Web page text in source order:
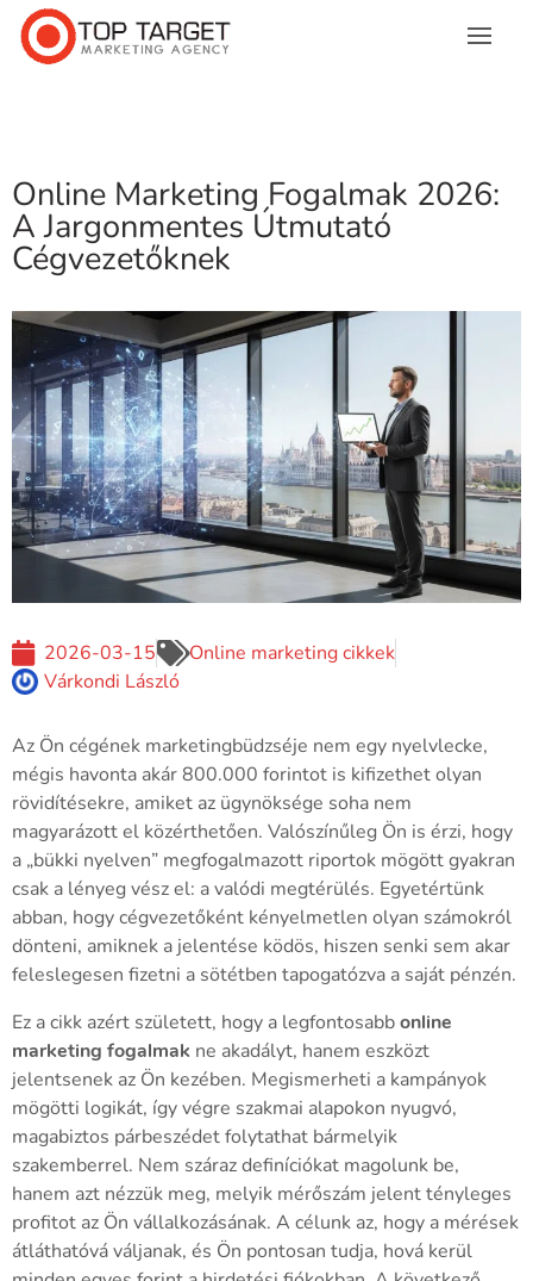
Online Marketing Fogalmak 2026:
A Jargonmentes Útmutató
Cégvezetőknek
2026-03-15
Online marketing cikkek
Várkondi László
Az Ön cégének marketingbüdzséje nem egy nyelvlecke,
mégis havonta akár 800.000 forintot is kifizethet olyan
rövidítésekre, amiket az ügynöksége soha nem
magyarázott el közérthetően. Valószínűleg Ön is érzi, hogy
a „bükki nyelven” megfogalmazott riportok mögött gyakran
csak a lényeg vész el: a valódi megtérülés. Egyetértünk
abban, hogy cégvezetőként kényelmetlen olyan számokról
dönteni, amiknek a jelentése ködös, hiszen senki sem akar
feleslegesen fizetni a sötétben tapogatózva a saját pénzén.
Ez a cikk azért született, hogy a legfontosabbonline
marketing fogalmak ne akadályt, hanem eszközt
jelentsenek az Ön kezében. Megismerheti a kampányok
mögötti logikát, így végre szakmai alapokon nyugvó,
magabiztos párbeszédet folytathat bármelyik
szakemberrel. Nem száraz definíciókat magolunk be,
hanem azt nézzük meg, melyik mérőszám jelent tényleges
profitot az Ön vállalkozásának. A célunk az, hogy a mérések
átláthatóvá váljanak, és Ön pontosan tudja, hová kerül